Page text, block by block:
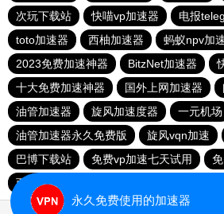
次玩下载站
快喵vp加速器
电报
toto加速器
西柚加速器
蚂蚁npv加
2023免费加速神器
BitzNet加速器
十大免费加速神器
国外上网加速器
油管加速器
旋风加速度器 一元机场
油管加速器永久免费版
旋风vqn加速
巴博下载站
免费vp加速七天试用
西柚加速器
永久免费使用的加速器